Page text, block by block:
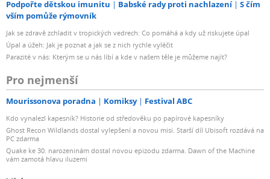
Podpořte dětskou imunitu Babské rady proti nachlazení
S čím
vším pomůže rýmovník
Jak se zdravě zchladit v tropických vedrech: Co pomáhá a kdy už riskujete úpal
Úpal a úžeh: Jak je poznat a jak se z nich rychle vyléčit
Parazité v nás: Kterým se u nás líbí a kde v našem těle je můžeme najít?
Pro nejmenší
Mourissonova poradna Komiksy Festival ABC
Kdo vynalezl kapesník? Historie od středověku po papírové kapesníky
Ghost Recon Wildlands dostal vylepšení a novou misi. Starší díl Ubisoft rozdává na
PC zdarma
Quake ke 30. narozeninám dostal novou epizodu zdarma. Dawn of the Machine
vám zamotá hlavu iluzemi